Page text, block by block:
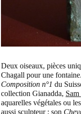
Deux oiseaux, pièces
Chagall pour une
Composition n°1 du
collection Gianadda, Sam
aquarelles végétales ou
aussi sculpteur ; son